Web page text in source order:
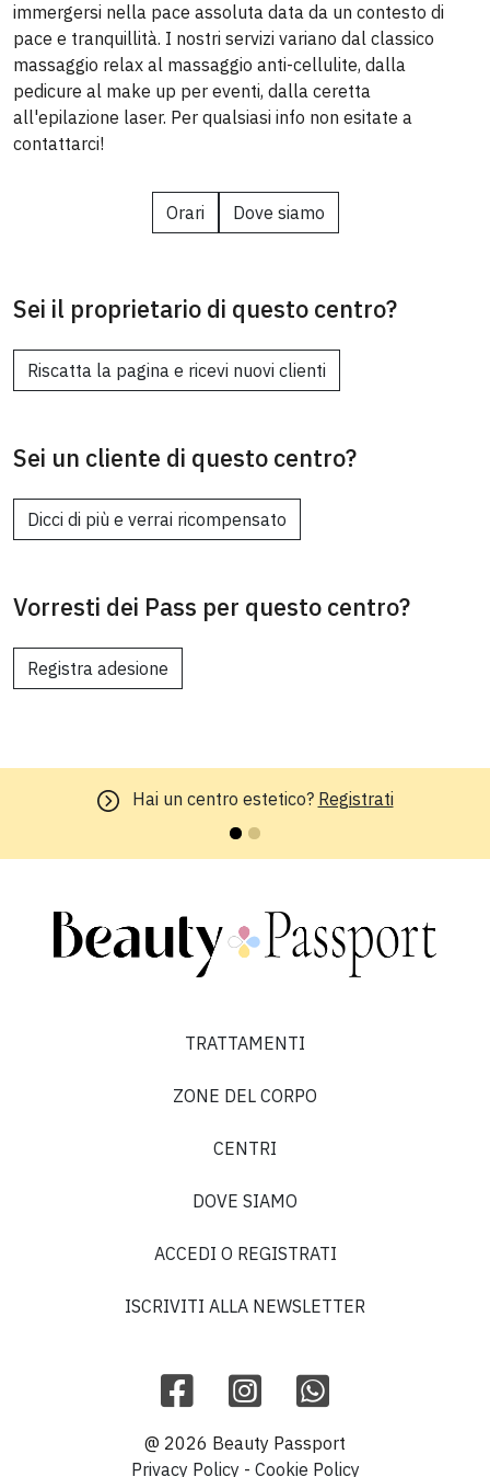
immergersi nella pace assoluta data da un contesto di
pace e tranquillità. I nostri servizi variano dal classico
massaggio relax al massaggio anti-cellulite, dalla
pedicure al make up per eventi, dalla ceretta
all'epilazione laser. Per qualsiasi info non esitate a
contattarci!
Orari Dove siamo
Sei il proprietario di questo centro?
Riscatta la pagina e ricevi nuovi clienti
Sei un cliente di questo centro?
Dicci di più e verrai ricompensato
Vorresti dei Pass per questo centro?
Registra adesione
Hai un centro estetico? Registrati
TRATTAMENTI
ZONE DEL CORPO
CENTRI
DOVE SIAMO
ACCEDI O REGISTRATI
ISCRIVITI ALLA NEWSLETTER
@ 2026 Beauty Passport
Privacy Policy - Cookie Policy